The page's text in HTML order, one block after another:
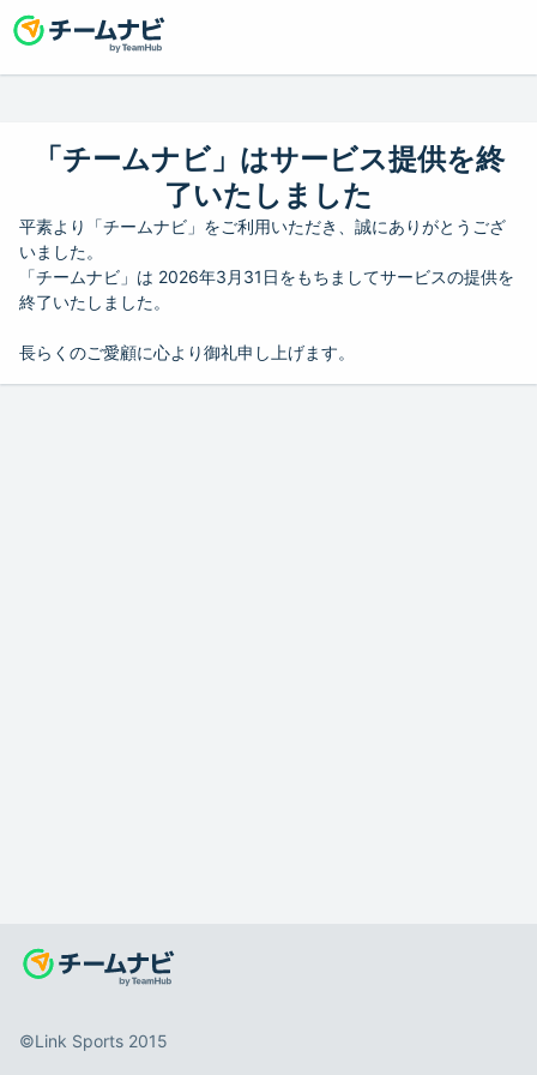
「チームナビ」はサービス提供を終
了いたしました
平素より「チームナビ」をご利用いただき、誠にありがとうござ
いました。
「チームナビ」は 2026年3月31日をもちましてサービスの提供を
終了いたしました。
長らくのご愛顧に心より御礼申し上げます。
©️Link Sports 2015